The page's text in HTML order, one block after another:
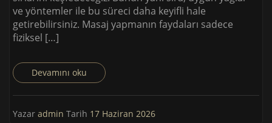
ve yöntemler ile bu süreci daha keyifli hale
getirebilirsiniz. Masaj yapmanın faydaları sadece
fiziksel […]
Devamını oku
Yazar admin Tarih 17 Haziran 2026